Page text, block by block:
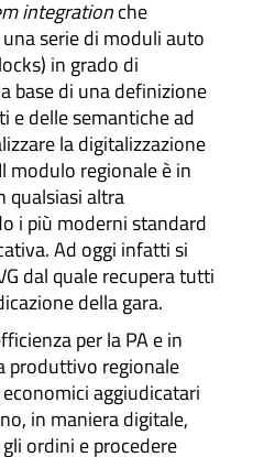
integrationche
serie di moduli auto
in grado di
base di una definizione
e delle semantiche ad
la digitalizzazione
modulo regionale è in
qualsiasi altra
i più moderni standard
Ad oggi infatti si
dal quale recupera tutti
della gara.
per la PA e in
produttivo regionale
aggiudicatari
in maniera digitale,
ordini e procedere